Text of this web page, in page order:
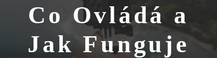
Co Ovládá a
Jak Funguje